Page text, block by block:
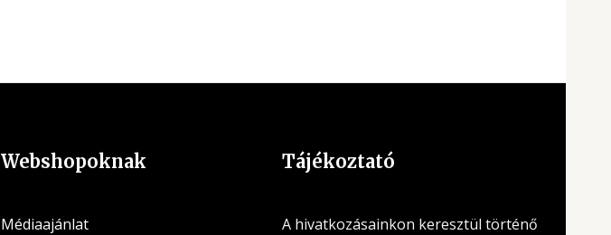
Webshopoknak
Médiaajánlat
Tájékoztató
A hivatkozásainkon keresztül történő